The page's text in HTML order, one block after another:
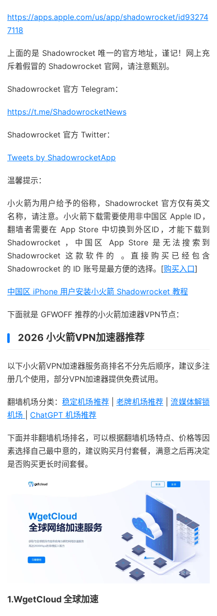
https://apps.apple.com/us/app/shadowrocket/id93274
7118
上面的是 Shadowrocket 唯一的官方地址，谨记！网上充
斥着假冒的 Shadowrocket 官网，请注意甄别。
Shadowrocket 官方 Telegram：
https://t.me/ShadowrocketNews
Shadowrocket 官方 Twitter：
Tweets by ShadowrocketApp
温馨提示：
小火箭为用户给予的俗称，Shadowrocket 官方仅有英文
名称，请注意。小火箭下载需要使用非中国区 Apple ID，
翻墙者需要在 App Store 中切换到外区ID，才能下载到
Shadowrocket ，中国区 App Store 是无法搜索到
Shadowrocket 这款软件的 。直接购买已经包含
Shadowrocket 的 ID 账号是最方便的选择。[购买入口]
中国区 iPhone 用户安装小火箭 Shadowrocket 教程
下面就是 GFWOFF 推荐的小火箭加速器VPN节点：
2026 小火箭VPN加速器推荐
以下小火箭VPN加速器服务商排名不分先后顺序，建议多注
册几个使用，部分VPN加速器提供免费试用。
翻墙机场分类：稳定机场推荐|老牌机场推荐 |流媒体解锁
机场
ChatGPT 机场推荐
下面并非翻墙机场排名，可以根据翻墙机场特点、价格等因
素选择自己最中意的，建议购买月付套餐，满意之后再决定
是否购买更长时间套餐。
1.WgetCloud 全球加速